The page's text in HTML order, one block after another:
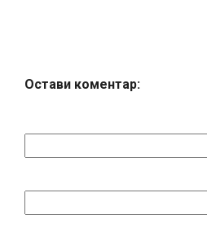
Остави коментар: